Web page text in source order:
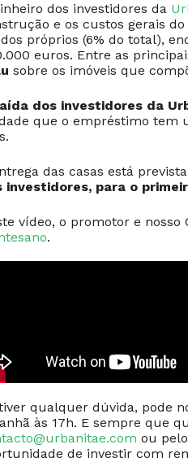
dos investidores da
e os custos gerais
próprios (6% do total),
euros. Entre as
sobre os imóveis que
dos investidores da
que o empréstimo tem
das casas está
investidores, para o
vídeo, o promotor e nosso
.
qualquer dúvida, pode
às 17h. E sempre que
ou
de investir com